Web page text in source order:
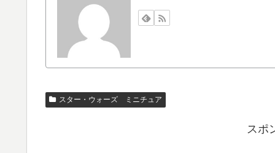
スター・ウォーズ ミニチュア
スポ